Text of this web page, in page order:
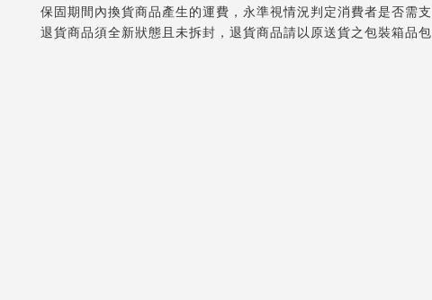
保固期間內換貨商品產生的運費，永準視情況判定消費者是否需支
退貨商品須全新狀態且未拆封，退貨商品請以原送貨之包裝箱品